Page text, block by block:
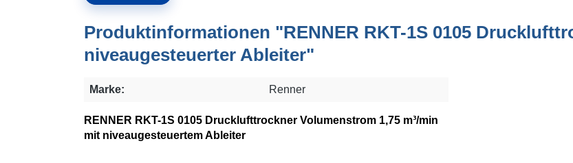
Produktinformationen "RENNER RKT-1S 0105
niveaugesteuerter Ableiter"
Marke: Renner
RENNER RKT-1S 0105 Drucklufttrockner Volumenstrom 1,75 m³/min
mit niveaugesteuertem Ableiter